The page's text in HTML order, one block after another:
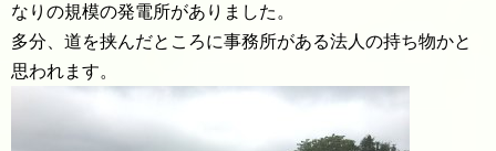
なりの規模の発電所がありました。
多分、道を挟んだところに事務所がある法人の持ち物かと
思われます。